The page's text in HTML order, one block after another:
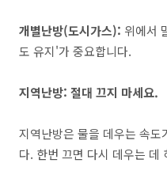
개별난방(도시가스): 위에서
도 유지'가 중요합니다.
지역난방: 절대 끄지 마세요.
지역난방은 물을 데우는 속도
다. 한번 끄면 다시 데우는 데